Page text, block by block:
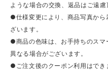
ような場合の交換、返品はご遠慮
●仕様変更により、商品写真か
ざいます。
●商品の色味は、お手持ちのス
異なる場合がございます。
●ご注文後のクーポン利用はで